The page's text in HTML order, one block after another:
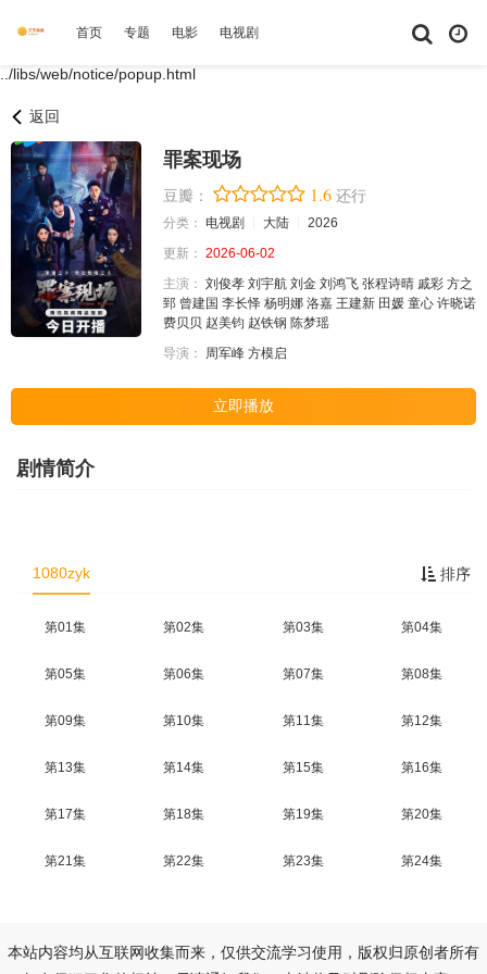
首页 专题 电影 电视剧 短剧大全 体育
../libs/web/notice/popup.html
返回
罪案现场
豆瓣： 1.6 还行
分类： 电视剧 大陆
2026
更新： 2026-06-02
主演： 刘俊孝 刘宇航 刘金 刘鸿飞 张程诗晴 戚彩 方之
郅 曾建国 李长怿 杨明娜 洛嘉 王建新 田媛 童心 许晓诺
费贝贝 赵美钧 赵铁钢 陈梦瑶
导演：
周军峰 方模启
立即播放
剧情简介
排序
1080zyk
第01集 第02集 第03集 第04集
第05集 第06集 第07集 第08集
第09集 第10集 第11集 第12集
第13集 第14集 第15集 第16集
第17集 第18集 第19集 第20集
第21集 第22集 第23集 第24集
本站内容均从互联网收集而来，仅供交流学习使用，版权归原创者所有